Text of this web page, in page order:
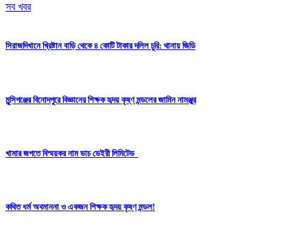
সব খবর
সিরাজদিখানে খ্রিষ্টান বাড়ি থেকে ৪ কোটি টাকার দলিল চুরি: থানায় জিডি
মুন্সিগঞ্জের বিনোদপুরে বিজ্ঞানের শিক্ষক হৃদয় কৃষ্ণ মন্ডলের জামিন নামঞ্জুর
খামার জগতে বিস্ময়কর নাম ডাচ ডেইরী লিমিটেড
কথিত ধর্ম অবমাননা ও একজন শিক্ষক হৃদয় কৃষ্ণ মন্ডল!